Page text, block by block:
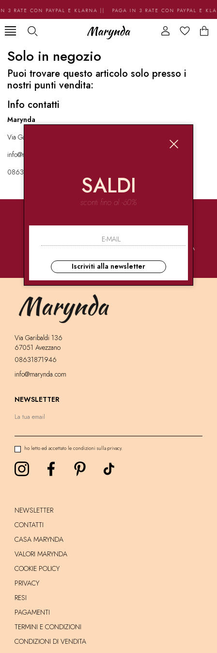
3 RATE CON PAYPAL E KLARNA || PAGA IN 3 RATE CON PAYPAL E
Solo in negozio
Puoi trovare questo articolo solo presso i
nostri punti vendita:
Info contatti
Marynda
Via Garibaldi 136 67051 Avezzano
info@marynda.com
08631871946
PAGAMENTI
CONSEGNE
ULTRA RAPIDE
ASSISTENZA
Via Garibaldi 136
67051 Avezzano
08631871946
info@marynda.com
NEWSLETTER
ho letto ed accettato le condizioni sulla privacy.
NEWSLETTER
CONTATTI
CASA MARYNDA
VALORI MARYNDA
COOKIE POLICY
PRIVACY
RESI
PAGAMENTI
TERMINI E CONDIZIONI
CONDIZIONI DI VENDITA
SALDI
sconti fino al -60%
Iscriviti alla newsletter